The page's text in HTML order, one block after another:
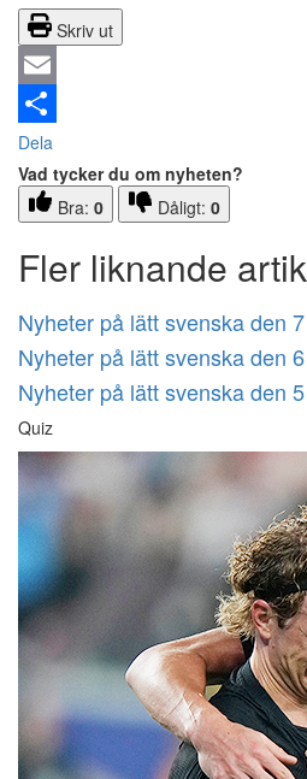
Skriv ut
Email
Dela
Vad tycker du om nyheten?
Bra: 0 Dåligt: 0
Fler liknande
Nyheter på lätt svenska den
Nyheter på lätt svenska den
Nyheter på lätt svenska den
Quiz